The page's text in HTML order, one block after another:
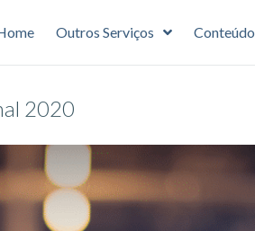
Outros Serviços Conteúdo
2020